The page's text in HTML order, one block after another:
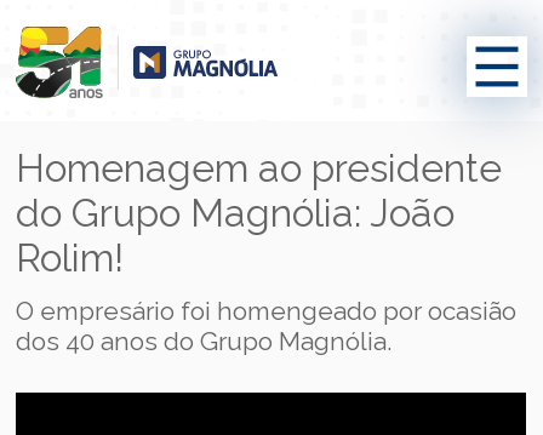
Homenagem ao presidente
do Grupo Magnólia: João
Rolim!
O empresário foi homengeado por ocasião
dos 40 anos do Grupo Magnólia.